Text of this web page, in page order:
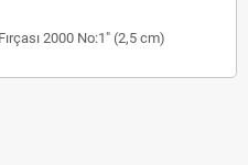
2000 No:1" (2,5 cm)